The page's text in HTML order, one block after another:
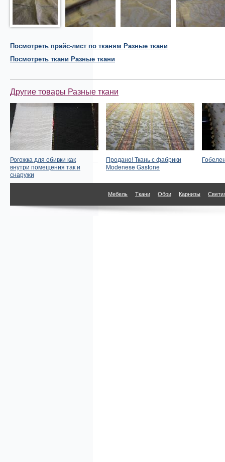
Посмотреть прайс-лист по тканям Разные ткани
Посмотреть ткани Разные ткани
Другие товары Разные ткани
Рогожка для обивки как
внутри помещения так и
снаружи
Продано! Ткань с фабрики
Modenese Gastone
Мебель Ткани Обои Карнизы